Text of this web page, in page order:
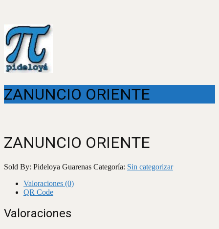
ZANUNCIO ORIENTE
ZANUNCIO ORIENTE
Sold By: Pideloya Guarenas Categoría: Sin categorizar
Valoraciones (0)
QR Code
Valoraciones